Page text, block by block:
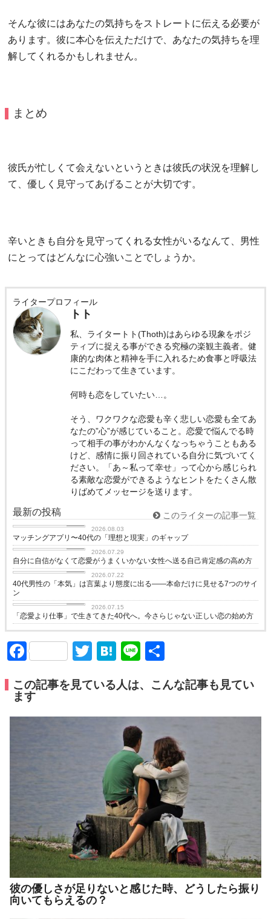
そんな彼にはあなたの気持ちをストレートに伝える必要が
あります。彼に本心を伝えただけで、あなたの気持ちを理
解してくれるかもしれません。
まとめ
彼氏が忙しくて会えないというときは彼氏の状況を理解し
て、優しく見守ってあげることが大切です。
辛いときも自分を見守ってくれる女性がいるなんて、男性
にとってはどんなに心強いことでしょうか。
ライタープロフィール
トト
私、ライタートト(Thoth)はあらゆる現象をポジ
ティブに捉える事ができる究極の楽観主義者。健
康的な肉体と精神を手に入れるため食事と呼吸法
にこだわって生きています。
何時も恋をしていたい…。
そう、ワクワクな恋愛も辛く悲しい恋愛も全てあ
なたの”心”が感じていること。恋愛で悩んでる時
って相手の事がわかんなくなっちゃうこともある
けど、感情に振り回されている自分に気づいてく
ださい。「あ～私って幸せ」って心から感じられ
る素敵な恋愛ができるようなヒントをたくさん散
りばめてメッセージを送ります。
最新の投稿 このライターの記事一覧
2026.08.03
マッチングアプリ〜40代の「理想と現実」のギャップ
love
2026.07.29
自分に自信がなくて恋愛がうまくいかない女性へ送る自己肯定感の高め方
love
2026.07.22
40代男性の「本気」は言葉より態度に出る——本命だけに見せる7つのサイ
ン
love
2026.07.15
「恋愛より仕事」で生きてきた40代へ。今さらじゃない正しい恋の始め方
FacebookTwitter
Hatena
Line
この記事を見ている人は、こんな記事も見てい
ます
彼の優しさが足りないと感じた時、どうしたら振り
向いてもらえるの？